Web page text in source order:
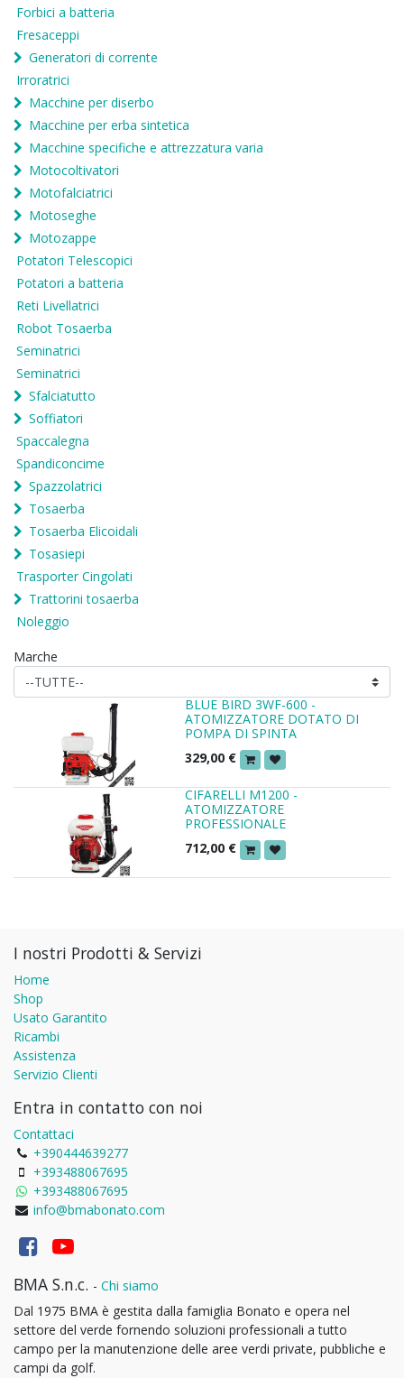
Forbici a batteria
Fresaceppi
Generatori di corrente
Irroratrici
Macchine per diserbo
Macchine per erba sintetica
Macchine specifiche e attrezzatura varia
Motocoltivatori
Motofalciatrici
Motoseghe
Motozappe
Potatori Telescopici
Potatori a batteria
Reti Livellatrici
Robot Tosaerba
Seminatrici
Seminatrici
Sfalciatutto
Soffiatori
Spaccalegna
Spandiconcime
Spazzolatrici
Tosaerba
Tosaerba Elicoidali
Tosasiepi
Trasporter Cingolati
Trattorini tosaerba
Noleggio
Marche
BLUE BIRD 3WF-600 -
ATOMIZZATORE DOTATO DI
POMPA DI SPINTA
329,00 €
CIFARELLI M1200 -
ATOMIZZATORE
PROFESSIONALE
712,00 €
I nostri Prodotti & Servizi
Home
Shop
Usato Garantito
Ricambi
Assistenza
Servizio Clienti
Entra in contatto con noi
Contattaci
+390444639277
+393488067695
+393488067695
info@bmabonato.com
BMA S.n.c. - Chi siamo
Dal 1975 BMA è gestita dalla famiglia Bonato e opera nel
settore del verde fornendo soluzioni professionali a tutto
campo per la manutenzione delle aree verdi private, pubbliche e
campi da golf.